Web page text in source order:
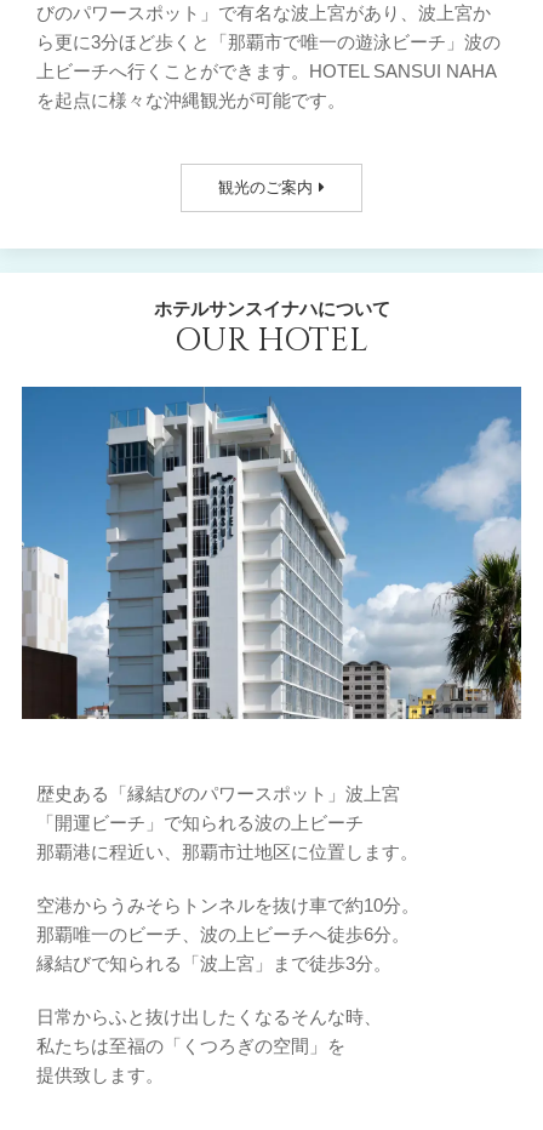
びのパワースポット」で有名な波上宮があり、波上宮か
ら更に3分ほど歩くと「那覇市で唯一の遊泳ビーチ」波の
上ビーチへ行くことができます。HOTEL SANSUI NAHA
を起点に様々な沖縄観光が可能です。
観光のご案内
ホテルサンスイナハについて
OUR HOTEL
歴史ある「縁結びのパワースポット」波上宮
「開運ビーチ」で知られる波の上ビーチ
那覇港に程近い、那覇市辻地区に位置します。
空港からうみそらトンネルを抜け車で約10分。
那覇唯一のビーチ、波の上ビーチへ徒歩6分。
縁結びで知られる「波上宮」まで徒歩3分。
日常からふと抜け出したくなるそんな時、
私たちは至福の「くつろぎの空間」を
提供致します。